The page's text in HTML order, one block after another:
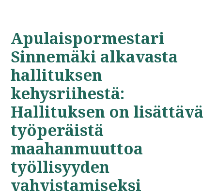
Apulaispormestari
Sinnemäki alkavasta
hallituksen
kehysriihestä:
Hallituksen on lisättävä
työperäistä
maahanmuuttoa
työllisyyden
vahvistamiseksi